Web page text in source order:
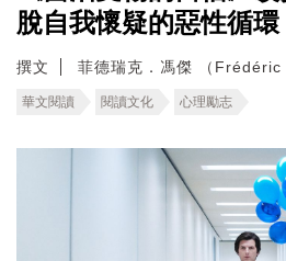
脫自我懷疑的惡性循環
撰文 菲德瑞克．馮傑 （Frédéric
華文閱讀 閱讀文化 心理勵志